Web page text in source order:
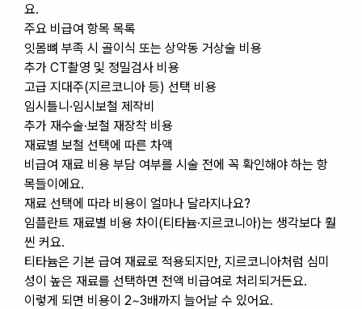
요.
주요 비급여 항목 목록
잇몸뼈 부족 시 골이식 또는 상악동 거상술 비용
추가 CT촬영 및 정밀검사 비용
고급 지대주(지르코니아 등) 선택 비용
임시틀니·임시보철 제작비
추가 재수술·보철 재장착 비용
재료별 보철 선택에 따른 차액
비급여 재료 비용 부담 여부를 시술 전에 꼭 확인해야 하는 항
목들이에요.
재료 선택에 따라 비용이 얼마나 달라지나요?
임플란트 재료별 비용 차이(티타늄·지르코니아)는 생각보다 훨
씬 커요.
티타늄은 기본 급여 재료로 적용되지만, 지르코니아처럼 심미
성이 높은 재료를 선택하면 전액 비급여로 처리되거든요.
이렇게 되면 비용이 2~3배까지 늘어날 수 있어요.